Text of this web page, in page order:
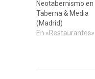
Neotabernismo en
Taberna & Media
(Madrid)
En «Restaurantes»